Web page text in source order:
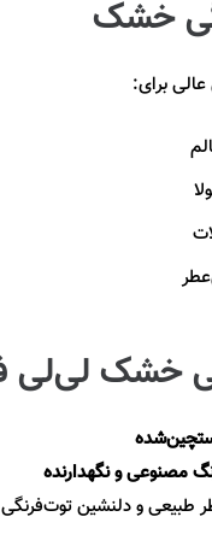
خشک
برای:
خشک لی‌لی
مصنوعی و نگهدارنده
طبیعی و دلنشین توت‌فرنگی